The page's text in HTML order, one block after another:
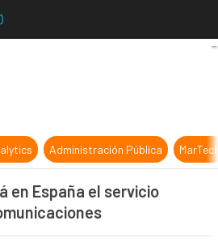
Telefónica prestará en España el
Administración Pública
en España el servicio